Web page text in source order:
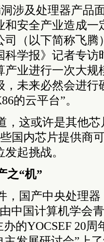
涉及处理器产品
和安全产业造成一
司（以下简称飞腾
科学报》记者专访
产业进行一次大规
，未来必然会进行
的云平台”。
，这或许是其他
国内芯片提供商
起挑战。
之“机”
，国产中央处理器
中国计算机学会
办的YOCSEF 20